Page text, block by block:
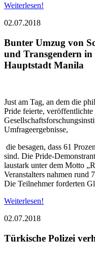
Weiterlesen!
02.07.2018
Bunter Umzug von
und Transgendern
Hauptstadt Manila
Just am Tag, an dem die
Pride feierte, veröffentlichte
Umfrageergebnisse,
die besagen, dass 61
sind. Die Pride-
laustark unter dem Motto
Veranstalters nahmen rund
Die Teilnehmer forderten
Weiterlesen!
02.07.2018
Türkische Polizei